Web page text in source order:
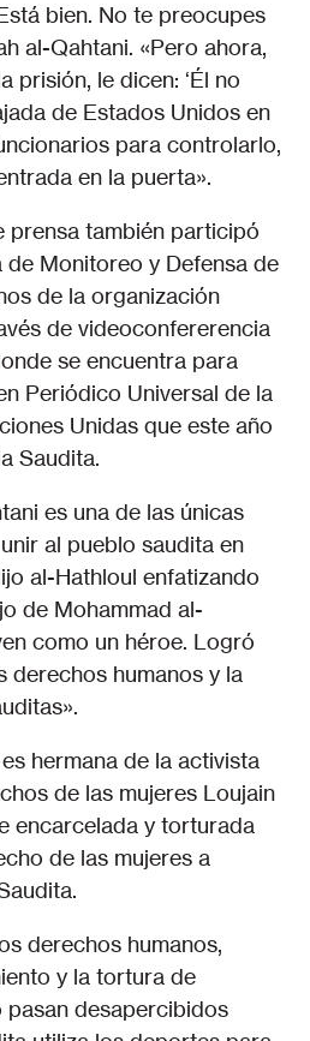
bien. No te preocupes
al-Qahtani. «Pero ahora,
prisión, le dicen: ‘Él no
de Estados Unidos en
para controlarlo,
en la puerta».
prensa también participó
de Monitoreo y Defensa de
de la organización
de videoconfererencia
se encuentra para
Periódico Universal de la
Unidas que este año
Saudita.
es una de las únicas
al pueblo saudita en
al-Hathloul enfatizando
de Mohammad al-
como un héroe. Logró
derechos humanos y la
hermana de la activista
de las mujeres Loujain
encarcelada y torturada
de las mujeres a
derechos humanos,
y la tortura de
pasan desapercibidos